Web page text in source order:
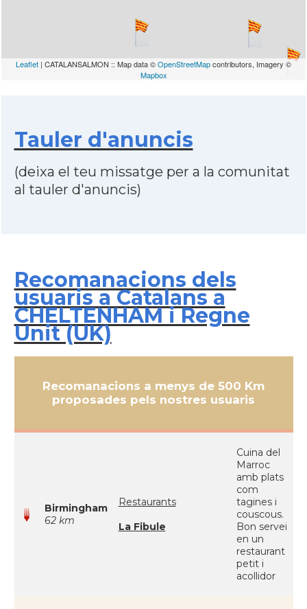
Leaflet | CATALANSALMON :: Map data ©OpenStreetMapcontributors, Imagery ©
Mapbox
Tauler d'anuncis
(deixa el teu missatge per a la comunitat
al tauler d'anuncis)
Recomanacions dels
usuaris a Catalans a
CHELTENHAM i Regne
Unit (UK)
Recomanacions a menys de 500 Km
proposades pels nostres usuaris
Birmingham
62 km
Restaurants
La Fibule
Cuina del
Marroc
amb plats
com
tagines i
couscous.
Bon servei
en un
restaurant
petit i
acollidor